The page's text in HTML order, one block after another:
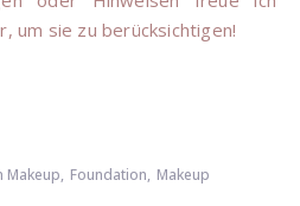
um sie zu berücksichtigen!
Makeup, Foundation, Makeup